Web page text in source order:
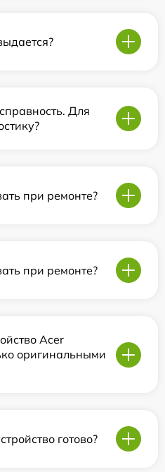
Для
при ремонте?
при ремонте?
Acer
оригинальными
готово?